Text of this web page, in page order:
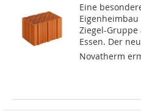
Eine
Ziegel-
Essen. Der
Novatherm